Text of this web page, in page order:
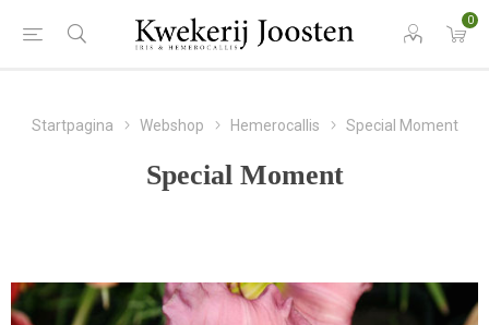
0
Startpagina Webshop Hemerocallis Special Moment
Special Moment